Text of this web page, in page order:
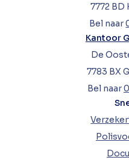
7772
Bel naar
Kantoor
De
7783 BX
Bel naar